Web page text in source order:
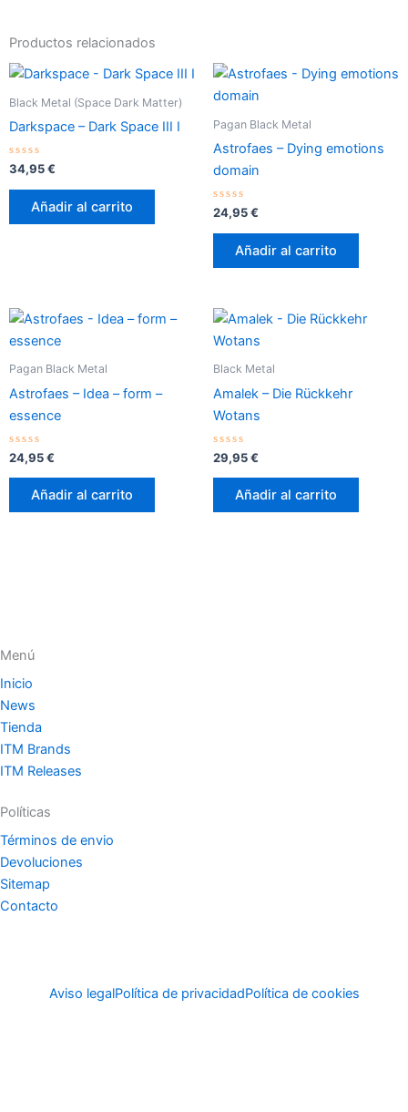
Productos relacionados
Black Metal (Space Dark Matter)
Darkspace – Dark Space III I
Valorado
con
0
34,95€
Añadir al carrito
Pagan Black Metal
Astrofaes – Dying emotions
domain
Valorado
con
0
24,95€
Añadir al carrito
Pagan Black Metal
Astrofaes – Idea – form –
essence
Valorado
con
0
24,95€
Añadir al carrito
Black Metal
Amalek – Die Rückkehr
Wotans
Valorado
con
0
29,95€
Añadir al carrito
Menú
Inicio
News
Tienda
ITM Brands
ITM Releases
Políticas
Términos de envio
Devoluciones
Sitemap
Contacto
Aviso legalPolítica de privacidadPolítica de cookies